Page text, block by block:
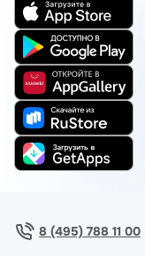
8 (495) 788 11 00